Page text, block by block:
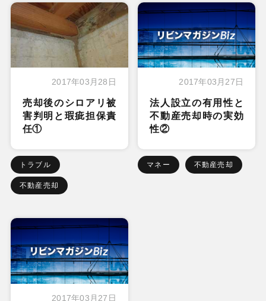
2017年03月28日
売却後のシロアリ被
害判明と瑕疵担保責
任①
トラブル
不動産売却
2017年03月27日
法人設立の有用性と
不動産売却時の実効
性②
マネー 不動産売却
2017年03月27日